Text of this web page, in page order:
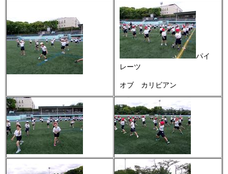
パイ
レーツ
オブ カリビアン